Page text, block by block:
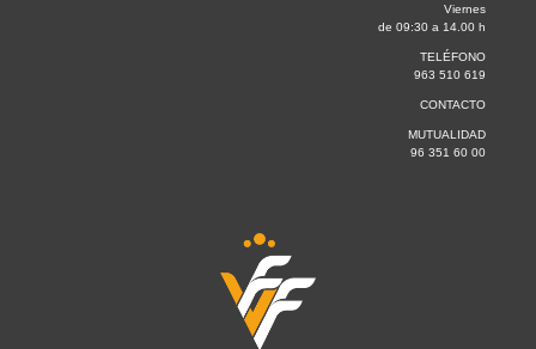
Viernes
de 09:30 a 14.00 h
TELÉFONO
963 510 619
CONTACTO
MUTUALIDAD
96 351 60 00